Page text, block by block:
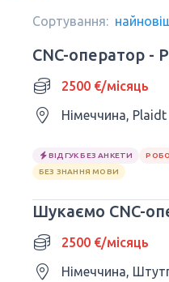
Сортування:
CNC-оператор -
2500 €/місяць
Німеччина, Plaidt
ВІДГУК БЕЗ АНКЕТИ
БЕЗ ЗНАННЯ МОВИ
Шукаємо CNC-
2500 €/місяць
Німеччина,